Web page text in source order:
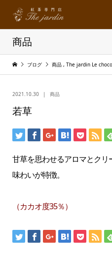
商品
ブログ 商品 , The jardin Le
2021.10.30 商品
若草
甘草を思わせるアロマとク
味わいが特徴。
（カカオ度35％）